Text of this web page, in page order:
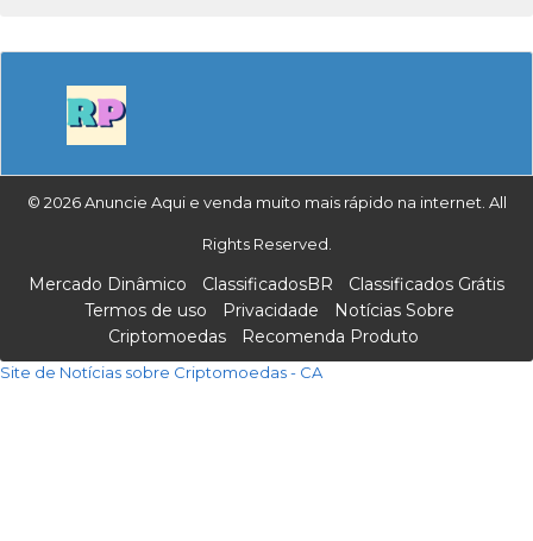
© 2026 Anuncie Aqui e venda muito mais rápido na internet. All
Rights Reserved.
Mercado Dinâmico ClassificadosBR
Classificados Grátis
Termos de uso
Privacidade
Notícias Sobre
Criptomoedas
Recomenda Produto
Site de Notícias sobre Criptomoedas - CA